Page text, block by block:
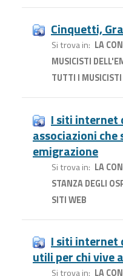
Cinquetti,
Si trova in LA
MUSICISTI
TUTTI I
I siti internet
associazioni che
emigrazione
Si trova in LA
STANZA DEGLI
SITI WEB
I siti internet
utili per chi vive
Si trova in LA